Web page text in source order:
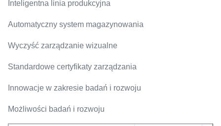
Inteligentna linia produkcyjna
Automatyczny system magazynowania
Wyczyść zarządzanie wizualne
Standardowe certyfikaty zarządzania
Innowacje w zakresie badań i rozwoju
Możliwości badań i rozwoju